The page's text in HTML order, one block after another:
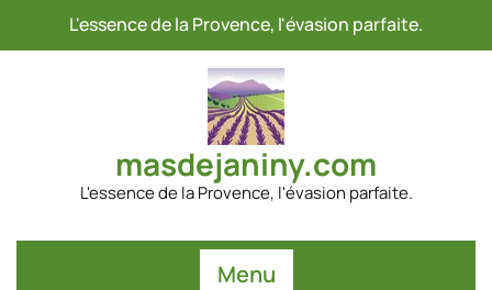
L'essence de la Provence, l'évasion parfaite.
masdejaniny.com
L'essence de la Provence, l'évasion parfaite.
Menu